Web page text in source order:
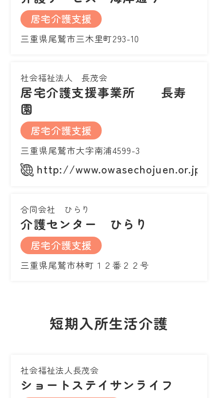
居宅介護支援
三重県尾鷲市三木里町293-10
社会福祉法人 長茂会
居宅介護支援事業所 長寿
園
居宅介護支援
三重県尾鷲市大字南浦4599-3
http://www.owasechojuen.or.jp/
合同会社 ひらり
介護センター ひらり
居宅介護支援
三重県尾鷲市林町１２番２２号
短期入所生活介護
社会福祉法人長茂会
ショートステイサンライフ